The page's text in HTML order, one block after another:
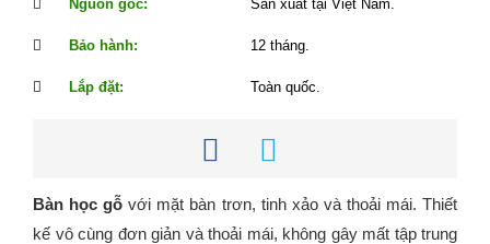
Nguồn gốc: Sản xuất tại Việt Nam.
Bảo hành: 12 tháng.
Lắp đặt: Toàn quốc.
Bàn học gỗ với mặt bàn trơn, tinh xảo và thoải mái. Thiết
kế vô cùng đơn giản và thoải mái, không gây mất tập trung